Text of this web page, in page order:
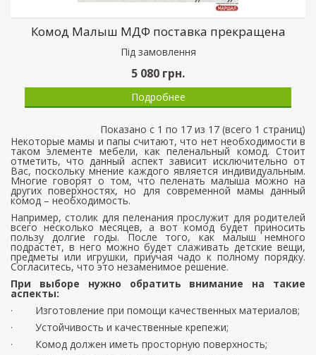
Комод Малыш МДФ поставка прекращена
Пiд замовлення
5 080 грн.
Подробнее
Показано с 1 по 17 из 17 (всего 1 страниц)
Некоторые мамы и папы считают, что нет необходимости в
таком элементе мебели, как пеленальный комод. Стоит
отметить, что данный аспект зависит исключительно от
Вас, поскольку мнение каждого является индивидуальным.
Многие говорят о том, что пеленать малыша можно на
других поверхностях, но для современной мамы данный
комод – необходимость.
Например, столик для пеленания прослужит для родителей
всего несколько месяцев, а вот комод будет приносить
пользу долгие годы. После того, как малыш немного
подрастет, в него можно будет слаживать детские вещи,
предметы или игрушки, приучая чадо к полному порядку.
Согласитесь, что это незаменимое решение.
При выборе нужно обратить внимание на такие
аспекты:
· Изготовление при помощи качественных материалов;
· Устойчивость и качественные крепежи;
· Комод должен иметь просторную поверхность;